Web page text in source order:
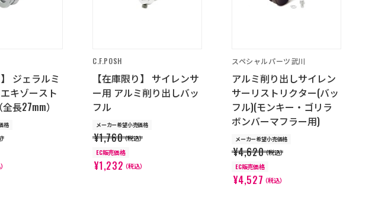
ジェラルミ
キゾースト
長27mm）
格
C.F.POSH
【在庫限り】 サイレンサ
ー用 アルミ削り出しバッ
フル
メーカー希望小売価格
¥1,760（税込）
EC販売価格
¥1,232（税込）
スペシャルパーツ武川
アルミ削り出しサイレン
サーリストリクター(バッ
フル)(モンキー・ゴリラ
ボンバーマフラー用)
メーカー希望小売価格
¥4,620（税込）
EC販売価格
¥4,527（税込）